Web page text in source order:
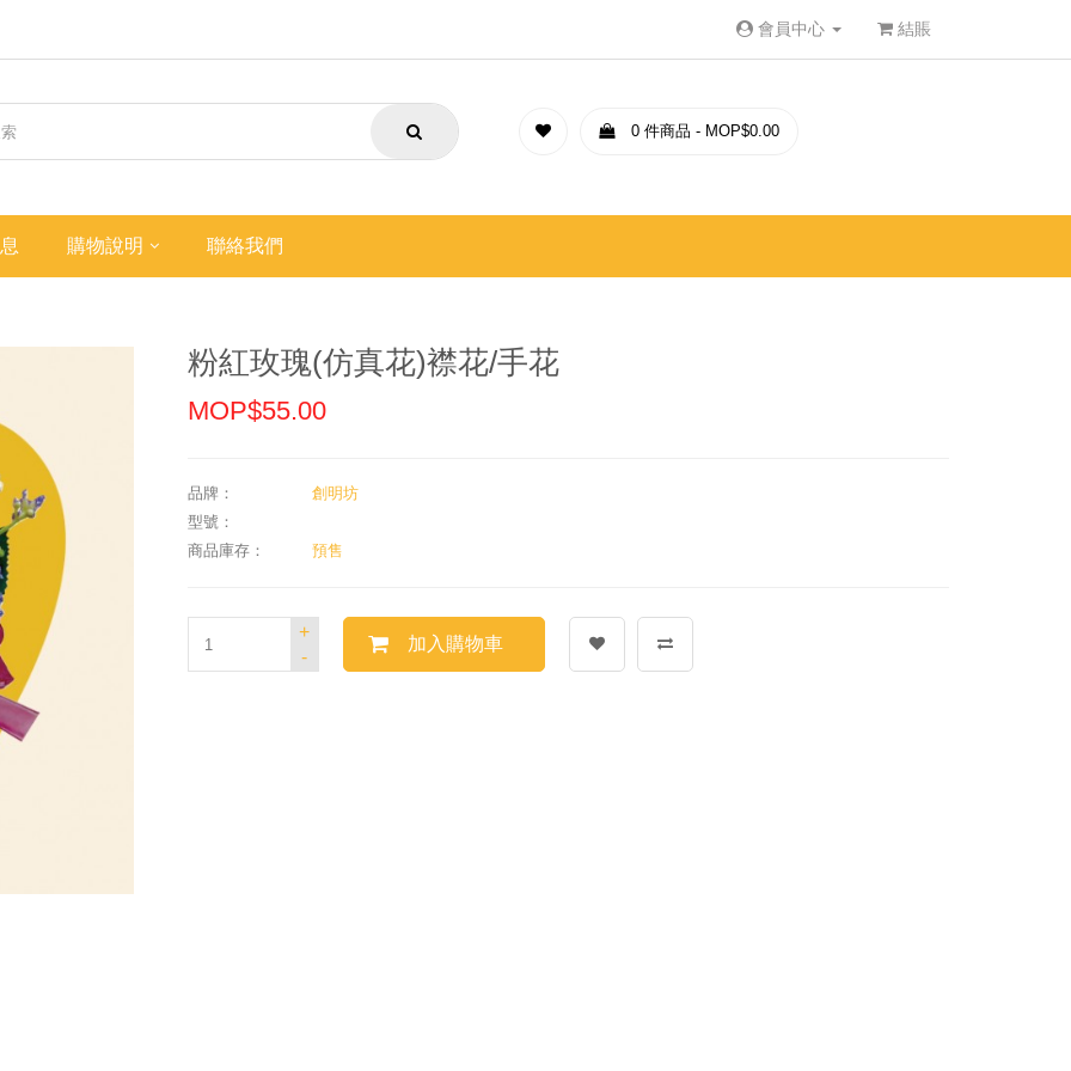
會員中心 結賬
0 件商品 - MOP$0.00
購物說明 聯絡我們
粉紅玫瑰(仿真花)襟花/手花
MOP$55.00
品牌：
創明坊
型號：
商品庫存：
預售
-
+
加入購物車